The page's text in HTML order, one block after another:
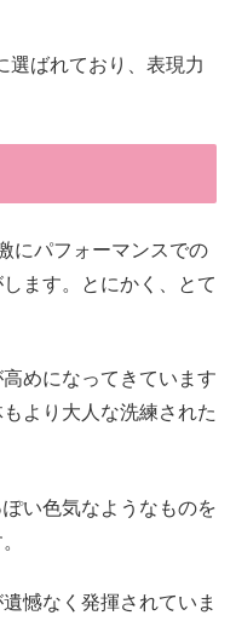
選ばれており、表現力
にパフォーマンスでの
ます。とにかく、とて
めになってきています
より大人な洗練された
い色気なようなものを
憾なく発揮されていま